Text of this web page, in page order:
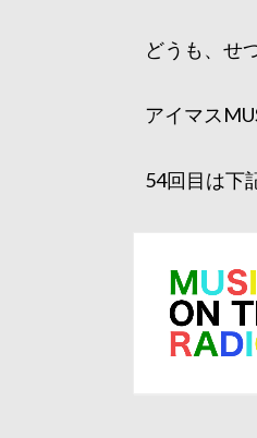
どうも、せ
アイマス
54回目は下